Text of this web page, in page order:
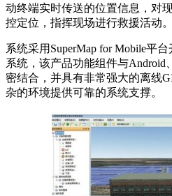
动终端实时传送的位置信息，对
控定位，指挥现场进行救援活动。
系统采用SuperMap for Mobile平
系统，该产品功能组件与Android
密结合，并具有非常强大的离线
杂的环境提供可靠的系统支撑。